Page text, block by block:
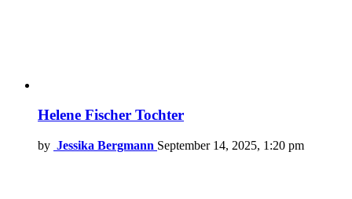
Helene Fischer Tochter
by Jessika Bergmann September 14, 2025, 1:20 pm